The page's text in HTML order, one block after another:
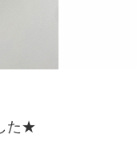
た★